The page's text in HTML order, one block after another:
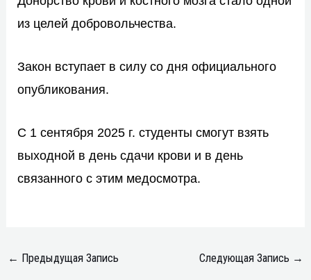
из целей добровольчества.
Закон вступает в силу со дня официального
опубликования.
С 1 сентября 2025 г. студенты смогут взять
выходной в день сдачи крови и в день
связанного с этим медосмотра.
← Предыдущая Запись Следующая Запись →